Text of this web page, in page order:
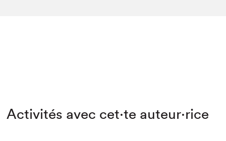
Activités avec cet·te auteur·rice